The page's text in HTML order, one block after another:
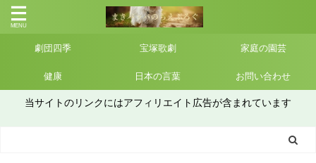
劇団四季 宝塚歌劇 家庭の園芸
健康 日本の言葉 お問い合わせ
当サイトのリンクにはアフィリエイト広告が含まれています